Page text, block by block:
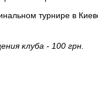
турнире в
клуба - 100 грн.